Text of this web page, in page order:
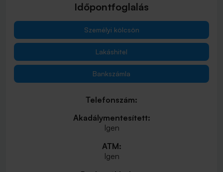
Időpontfoglalás
Személyi kölcsön
Lakáshitel
Bankszámla
Telefonszám:
Akadálymentesített:
Igen
ATM:
Igen